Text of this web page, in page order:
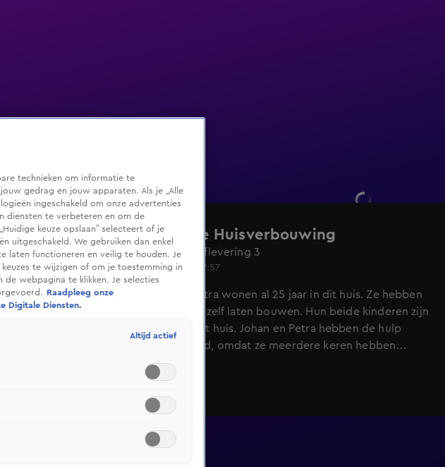
De Grote Huisverbouwing
Seizoen 5, aflevering 3
7 apr 2024, 17:57
Johan en Petra wonen al 25 jaar in dit huis. Ze hebben
het destijds zelf laten bouwen. Hun beide kinderen zijn
inmiddels uit huis. Johan en Petra hebben de hulp
ingeschakeld, omdat ze meerdere keren hebben
nagedacht over verhuizen, maar elke keer tot het
besef kwamen dat ze eigenlijk op een geweldige plek
wonen. Nu worstelen ze zelf met het bedenken van
interieurideeën en als er dan een idee is, weten ze niet
hoe ze dit moeten uitvoeren. De 5,5 meter hoge
entreehal zal worden aangepakt een ook de
technieken om informatie te
gedrag en jouw apparaten. Als je „Alle
ingeschakeld om onze advertenties
diensten te verbeteren en om de
keuze opslaan” selecteert of je
uitgeschakeld. We gebruiken dan enkel
laten functioneren en veilig te houden. Je
te wijzigen of om je toestemming in
webpagina te klikken. Je selecties
Raadpleeg onze
Digitale Diensten.
Altijd actief